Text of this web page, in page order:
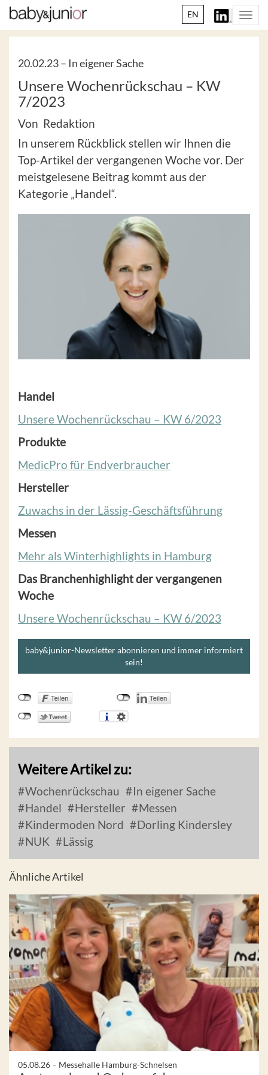
EN
20.02.23 – In eigener Sache
Unsere Wochenrückschau – KW
7/2023
Von Redaktion
In unserem Rückblick stellen wir Ihnen die
Top-Artikel der vergangenen Woche vor. Der
meistgelesene Beitrag kommt aus der
Kategorie „Handel“.
Handel
Unsere Wochenrückschau – KW 6/2023
Produkte
MedicPro für Endverbraucher
Hersteller
Zuwachs in der Lässig-Geschäftsführung
Messen
Mehr als Winterhighlights in Hamburg
Das Branchenhighlight der vergangenen
Woche
Unsere Wochenrückschau – KW 6/2023
baby&junior-Newsletter abonnieren und immer informiert
sein!
Weitere Artikel zu:
Wochenrückschau
In eigener Sache
Handel
Hersteller
Messen
Kindermoden Nord
Dorling Kindersley
NUK
Lässig
Ähnliche Artikel
05.08.26 – Messehalle Hamburg-Schnelsen